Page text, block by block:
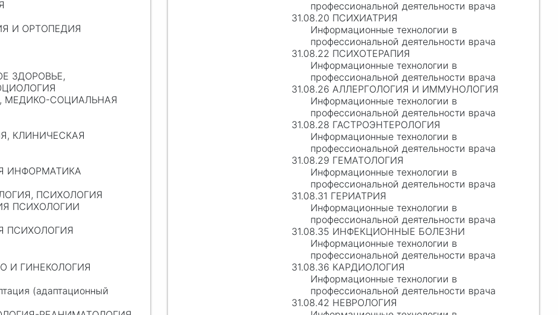
И ОРТОПЕДИЯ
ЗДОРОВЬЕ,
МЕДИКО-СОЦИАЛЬНАЯ
КЛИНИЧЕСКАЯ
ИНФОРМАТИКА
ПСИХОЛОГИЯ
ПСИХОЛОГИИ
ПСИХОЛОГИЯ
И ГИНЕКОЛОГИЯ
(адаптационный
профессиональной деятельности врача
31.08.20 ПСИХИАТРИЯ
Информационные технологии в
профессиональной деятельности врача
31.08.22 ПСИХОТЕРАПИЯ
Информационные технологии в
профессиональной деятельности врача
31.08.26 АЛЛЕРГОЛОГИЯ И ИММУНОЛОГИЯ
Информационные технологии в
профессиональной деятельности врача
31.08.28 ГАСТРОЭНТЕРОЛОГИЯ
Информационные технологии в
профессиональной деятельности врача
31.08.29 ГЕМАТОЛОГИЯ
Информационные технологии в
профессиональной деятельности врача
31.08.31 ГЕРИАТРИЯ
Информационные технологии в
профессиональной деятельности врача
31.08.35 ИНФЕКЦИОННЫЕ БОЛЕЗНИ
Информационные технологии в
профессиональной деятельности врача
31.08.36 КАРДИОЛОГИЯ
Информационные технологии в
профессиональной деятельности врача
31.08.42 НЕВРОЛОГИЯ